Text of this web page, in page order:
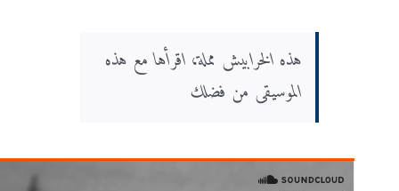
هذه الخرابيش مملة، اقرأها مع هذه
الموسيقى من فضلك